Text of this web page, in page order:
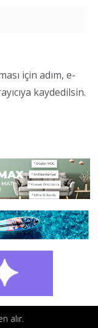
için adım, e-
kaydedilsin.
alır.